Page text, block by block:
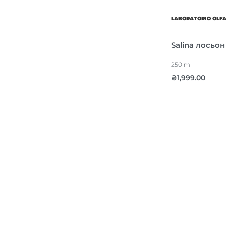
LABORATORIO
Salina лосьон
250 ml
₴1,999.00